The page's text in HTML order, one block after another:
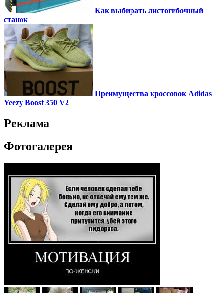
Как выбирать листогибочный
станок
Преимущества кроссовок Adidas
Yeezy Boost 350 V2
Реклама
Фотогалерея